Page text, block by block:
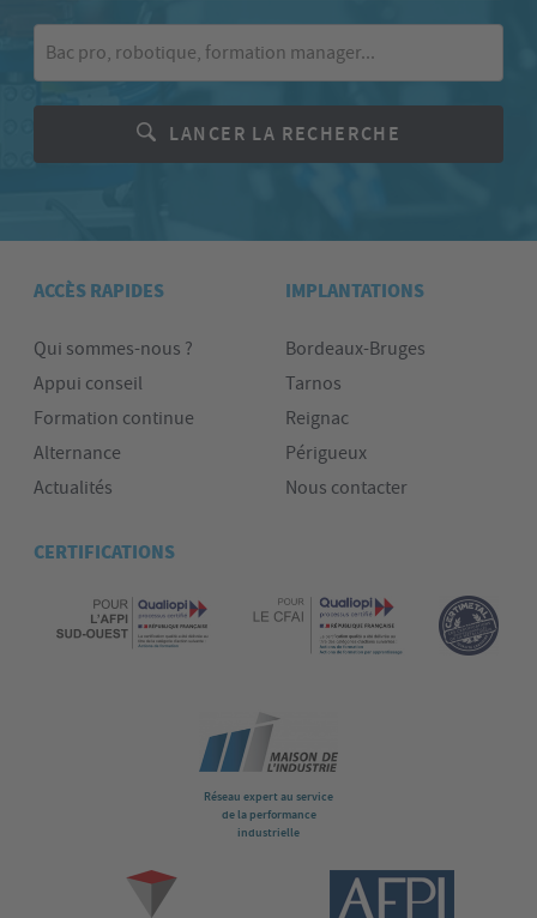
clé
LANCER LA RECHERCHE
ACCÈS RAPIDES
Qui sommes-nous ?
Appui conseil
Formation continue
Alternance
Actualités
IMPLANTATIONS
Bordeaux-Bruges
Tarnos
Reignac
Périgueux
Nous contacter
CERTIFICATIONS
Réseau expert au service
de la performance
industrielle